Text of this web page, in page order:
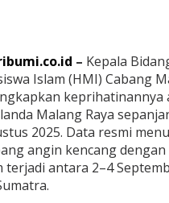
– Kepala
Islam (HMI) Cabang
keprihatinannya
Malang Raya
2025. Data resmi
angin kencang
terjadi antara 2–4